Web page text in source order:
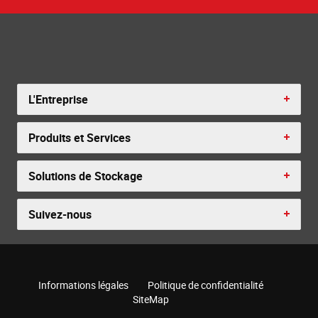
L'Entreprise
Produits et Services
Solutions de Stockage
Suivez-nous
Informations légales
Politique de confidentialité
SiteMap